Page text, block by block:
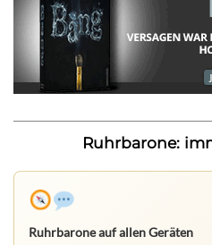
Ruhrbarone:
Ruhrbarone auf allen Geräten